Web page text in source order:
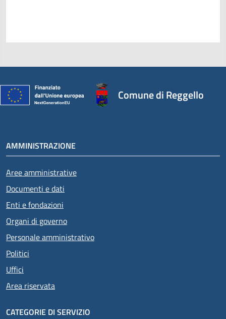
Comune di Reggello
AMMINISTRAZIONE
Aree amministrative
Documenti e dati
Enti e fondazioni
Organi di governo
Personale amministrativo
Politici
Uffici
Area riservata
CATEGORIE DI SERVIZIO